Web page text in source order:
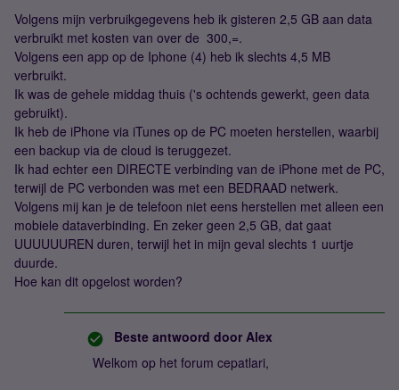
Volgens mijn verbruikgegevens heb ik gisteren 2,5 GB aan data
verbruikt met kosten van over de  300,=.
Volgens een app op de Iphone (4) heb ik slechts 4,5 MB
verbruikt.
Ik was de gehele middag thuis ('s ochtends gewerkt, geen data
gebruikt).
Ik heb de iPhone via iTunes op de PC moeten herstellen, waarbij
een backup via de cloud is teruggezet.
Ik had echter een DIRECTE verbinding van de iPhone met de PC,
terwijl de PC verbonden was met een BEDRAAD netwerk.
Volgens mij kan je de telefoon niet eens herstellen met alleen een
mobiele dataverbinding. En zeker geen 2,5 GB, dat gaat
UUUUUUREN duren, terwijl het in mijn geval slechts 1 uurtje
duurde.
Hoe kan dit opgelost worden?
Beste antwoord door Alex
Welkom op het forum cepatlari,